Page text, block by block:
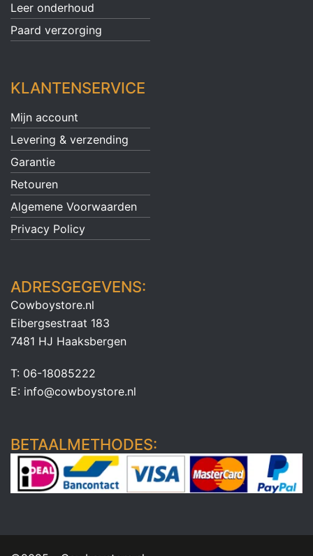
Leer onderhoud
Paard verzorging
KLANTENSERVICE
Mijn account
Levering & verzending
Garantie
Retouren
Algemene Voorwaarden
Privacy Policy
ADRESGEGEVENS:
Cowboystore.nl
Eibergsestraat 183
7481 HJ Haaksbergen
T: 06-18085222
E: info@cowboystore.nl
BETAALMETHODES: